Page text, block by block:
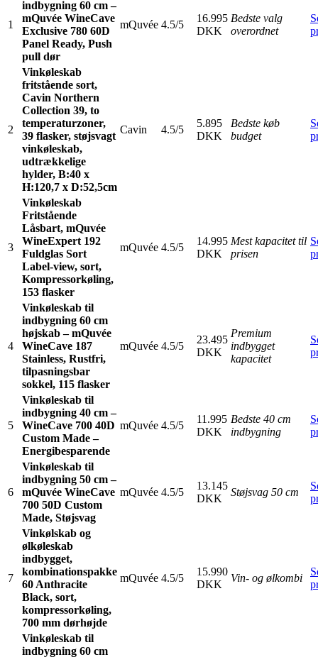
1
indbygning 60 cm –
mQuvée WineCave
Exclusive 780 60D
Panel Ready, Push
pull dør
mQuvée 4.5/5
16.995
DKK
Bedste valg
overordnet
2
Vinkøleskab
fritstående sort,
Cavin Northern
Collection 39, to
temperaturzoner,
39 flasker, støjsvagt
vinkøleskab,
udtrækkelige
hylder, B:40 x
H:120,7 x D:52,5cm
Cavin 4.5/5
5.895
DKK
Bedste køb
budget
3
Vinkøleskab
Fritstående
Låsbart, mQuvée
WineExpert 192
Fuldglas Sort
Label-view, sort,
Kompressorkøling,
153 flasker
mQuvée 4.5/5
14.995
DKK
Mest kapacitet til
prisen
4
Vinkøleskab til
indbygning 60 cm
højskab – mQuvée
WineCave 187
Stainless, Rustfri,
tilpasningsbar
sokkel, 115 flasker
mQuvée 4.5/5
23.495
DKK
Premium
indbygget
kapacitet
5
Vinkøleskab til
indbygning 40 cm –
WineCave 700 40D
Custom Made –
Energibesparende
mQuvée 4.5/5
11.995
DKK
Bedste 40 cm
indbygning
6
Vinkøleskab til
indbygning 50 cm –
mQuvée WineCave
700 50D Custom
Made, Støjsvag
mQuvée 4.5/5
13.145
DKK
Støjsvag 50 cm
7
Vinkølskab og
ølkøleskab
indbygget,
kombinationspakke
60 Anthracite
Black, sort,
kompressorkøling,
700 mm dørhøjde
mQuvée 4.5/5
15.990
DKK
Vin- og ølkombi
Vinkøleskab til
indbygning 60 cm